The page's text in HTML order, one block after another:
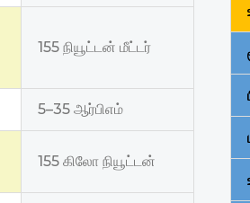
155 நியூட்டன் மீட்டர்
5–35 ஆர்பிஎம்
155 கிலோ நியூட்டன்